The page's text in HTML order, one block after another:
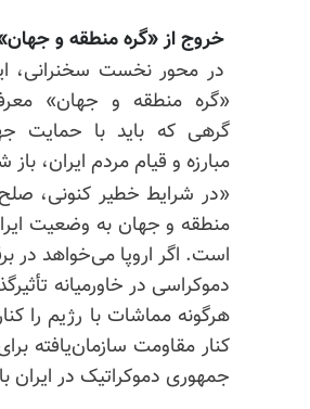
خروج از «گره منطقه و
در محور نخست سخنرانی،
«گره منطقه و جهان»
گرهی که باید با حمایت
مبارزه و قیام مردم ایران، باز
«در شرایط خطیر کنونی،
منطقه و جهان به وضعیت
است. اگر اروپا می‌خواهد در
دموکراسی در خاورمیانه
هرگونه مماشات با رژیم را
کنار مقاومت سازمان‌یافته
جمهوری دموکراتیک در ایران